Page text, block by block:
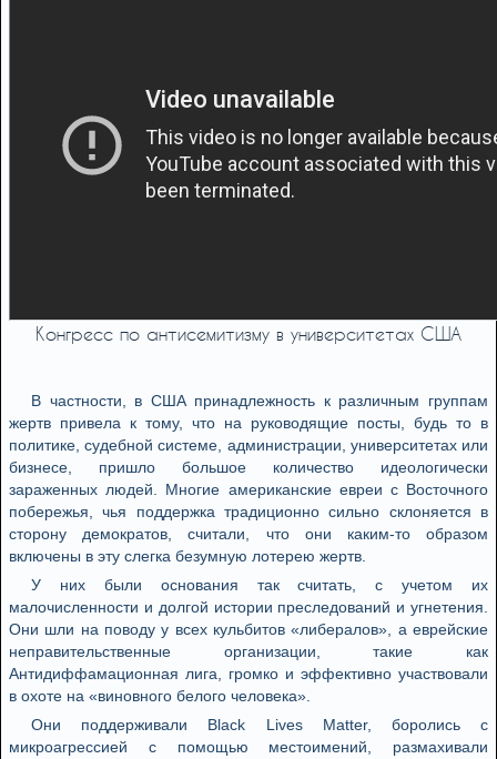
Конгресс по антисемитизму в университетах США
В частности, в США принадлежность к различным группам
жертв привела к тому, что на руководящие посты, будь то в
политике, судебной системе, администрации, университетах или
бизнесе, пришло большое количество идеологически
зараженных людей. Многие американские евреи с Восточного
побережья, чья поддержка традиционно сильно склоняется в
сторону демократов, считали, что они каким-то образом
включены в этy слегка безумную лотерею жертв.
У них были основания так считать, c учeтoм их
малочисленности и долгoй истории преследований и угнетения.
Они шли на поводу у всех кульбитов «либералов», а еврейские
неправительственные организации, такие как
Антидиффамационная лига, громко и эффективно участвовали
в охоте на «виновного белого человека».
Они поддерживали Black Lives Matter, боролись с
микроагрессией с помощью местоимений, размахивали